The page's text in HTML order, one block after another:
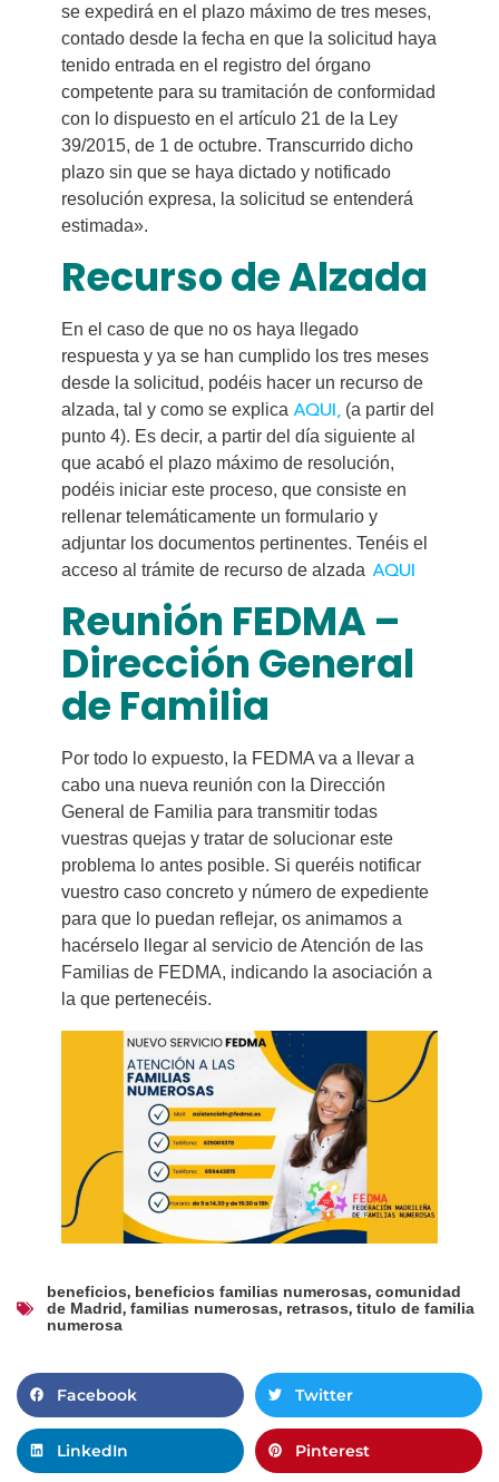
se expedirá en el plazo máximo de tres meses,
contado desde la fecha en que la solicitud haya
tenido entrada en el registro del órgano
competente para su tramitación de conformidad
con lo dispuesto en el artículo 21 de la Ley
39/2015, de 1 de octubre. Transcurrido dicho
plazo sin que se haya dictado y notificado
resolución expresa, la solicitud se entenderá
estimada».
Recurso de Alzada
En el caso de que no os haya llegado
respuesta y ya se han cumplido los tres meses
desde la solicitud, podéis hacer un recurso de
alzada, tal y como se explica AQUI, (a partir del
punto 4). Es decir, a partir del día siguiente al
que acabó el plazo máximo de resolución,
podéis iniciar este proceso, que consiste en
rellenar telemáticamente un formulario y
adjuntar los documentos pertinentes. Tenéis el
acceso al trámite de recurso de alzada AQUI
Reunión FEDMA –
Dirección General
de Familia
Por todo lo expuesto, la FEDMA va a llevar a
cabo una nueva reunión con la Dirección
General de Familia para transmitir todas
vuestras quejas y tratar de solucionar este
problema lo antes posible. Si queréis notificar
vuestro caso concreto y número de expediente
para que lo puedan reflejar, os animamos a
hacérselo llegar al servicio de Atención de las
Familias de FEDMA, indicando la asociación a
la que pertenecéis.
beneficios, beneficios familias numerosas, comunidad
de Madrid, familias numerosas, retrasos, titulo de familia
numerosa
Facebook Twitter
LinkedIn Pinterest